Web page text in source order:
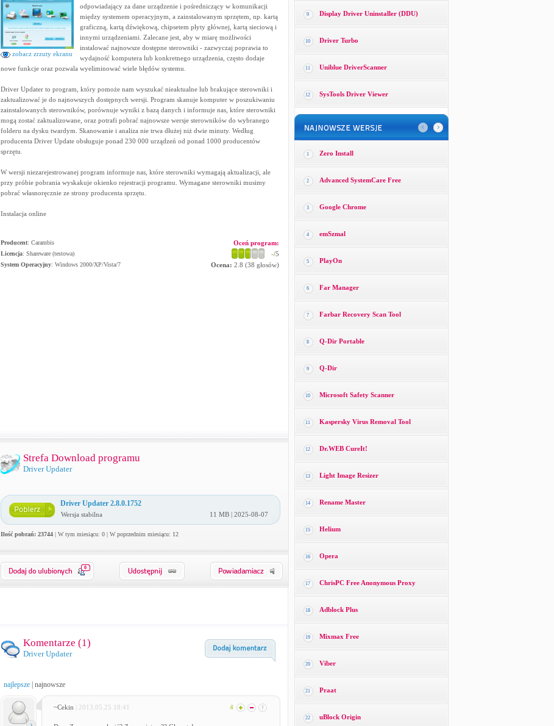
zobacz zrzuty ekranu
odpowiadający za dane urządzenie i pośredniczący w komunikacji
między systemem operacyjnym, a zainstalowanym sprzętem, np. kartą
graficzną, kartą dźwiękową, chipsetem płyty głównej, kartą sieciową i
innymi urządzeniami. Zalecane jest, aby w miarę możliwości
instalować najnowsze dostępne sterowniki - zazwyczaj poprawia to
wydajność komputera lub konkretnego urządzenia, często dodaje
nowe funkcje oraz pozwala wyeliminować wiele błędów systemu.
Driver Updater to program, który pomoże nam wyszukać nieaktualne lub brakujące sterowniki i
zaktualizować je do najnowszych dostępnych wersji. Program skanuje komputer w poszukiwaniu
zainstalowanych sterowników, porównuje wyniki z bazą danych i informuje nas, które sterowniki
mogą zostać zaktualizowane, oraz potrafi pobrać najnowsze wersje sterowników do wybranego
folderu na dysku twardym. Skanowanie i analiza nie trwa dłużej niż dwie minuty. Według
producenta Driver Update obsługuje ponad 230 000 urządzeń od ponad 1000 producentów
sprzętu.
W wersji niezarejestrowanej program informuje nas, które sterowniki wymagają aktualizacji, ale
przy próbie pobrania wyskakuje okienko rejestracji programu. Wymagane sterowniki musimy
pobrać własnoręcznie ze strony producenta sprzętu.
Instalacja online
Producent: Carambis
Licencja: Shareware (testowa)
System Operacyjny: Windows 2000/XP/Vista/7
Oceń program:
-/5
Ocena: 2.8 (38 głosów)
Strefa Download programu
Driver Updater
Driver Updater 2.8.0.1752
Wersja stabilna 11 MB | 2025-08-07
Ilość pobrań: 23744| W tym miesiącu: 0 | W poprzednim miesiącu: 12
0
Komentarze (1)
Driver Updater
najlepsze| najnowsze
~Cekin | 2013.05.25 18:41 4
9 Display Driver Uninstaller (DDU)
10 Driver Turbo
11 Uniblue DriverScanner
12 SysTools Driver Viewer
1 Zero Install
2 Advanced SystemCare Free
3 Google Chrome
4 emSzmal
5 PlayOn
6 Far Manager
7 Farbar Recovery Scan Tool
8 Q-Dir Portable
9 Q-Dir
10 Microsoft Safety Scanner
11 Kaspersky Virus Removal Tool
12 Dr.WEB CureIt!
13 Light Image Resizer
14 Rename Master
15 Helium
16 Opera
17 ChrisPC Free Anonymous Proxy
18 Adblock Plus
19 Mixmax Free
20 Viber
21 Praat
22 uBlock Origin